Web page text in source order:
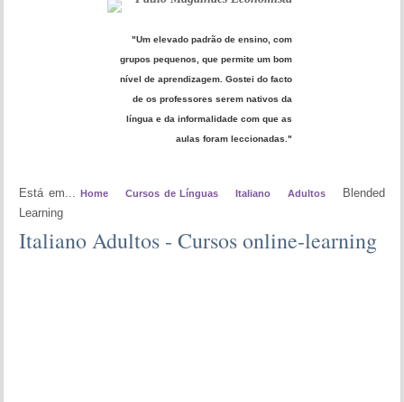
"Um elevado padrão de ensino, com
grupos pequenos, que permite um bom
nível de aprendizagem. Gostei do facto
de os professores serem nativos da
língua e da informalidade com que as
aulas foram leccionadas."
Está em...Home Cursos de Línguas Italiano Adultos
Blended
Learning
Italiano Adultos - Cursos online-learning